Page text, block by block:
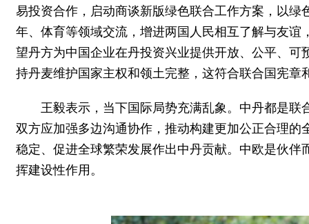
易投资合作，启动商谈新版绿色联合工作方案，以
年、体育等领域交流，增进两国人民相互了解与友
望丹方为中国企业在丹投资兴业提供开放、公平、
持丹麦维护国家主权和领土完整，这符合联合国宪章
王毅表示，当下国际局势充满乱象。中丹都是
双方应加强多边沟通协作，推动构建更加公正合理
稳定、促进全球繁荣发展作出中丹贡献。中欧是伙
挥建设性作用。